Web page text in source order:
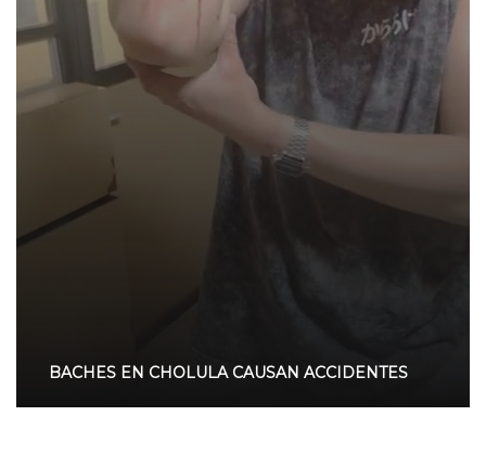
BACHES EN CHOLULA CAUSAN ACCIDENTES